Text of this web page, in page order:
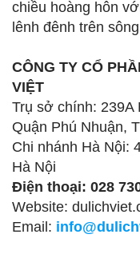
chiều hoàng hôn
lênh đênh trên
CÔNG TY CỔ
VIỆT
Trụ sở chính: 239A
Quận Phú Nhuận,
Chi nhánh Hà Nội:
Hà Nội
Điện thoại: 028
Website:
Email: